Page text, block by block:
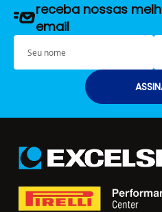
receba nossas
email
S
u
E
a